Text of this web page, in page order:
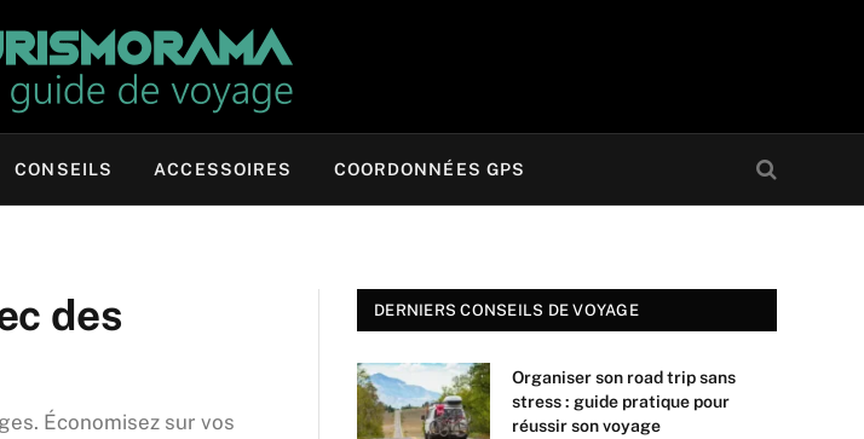
CONSEILS ACCESSOIRES COORDONNÉES GPS
des
Économisez sur vos
DERNIERS CONSEILS DE VOYAGE
Organiser son road trip sans
stress : guide pratique pour
réussir son voyage